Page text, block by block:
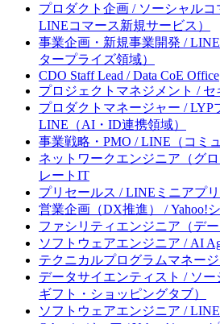
プロダクト企画 / ソーシャルコ
LINEコマース新規サービス）
事業企画・新規事業開発 /
タープライズ領域）
CDO Staff Lead / Data CoE Office
プロジェクトマネジメント /
プロダクトマネージャー / LYP
LINE（AI・ID連携領域）
事業戦略・PMO / LINE（コミ
ネットワークエンジニア（グ
レートIT
プリセールス / LINEミニアプ
営業企画（DX推進） / Yahoo!
ファシリティエンジニア（デー
ソフトウェアエンジニア / AI
テクニカルプログラムマネー
データサイエンティスト / ソ
ギフト・ショッピングタブ）
ソフトウェアエンジニア / LINE